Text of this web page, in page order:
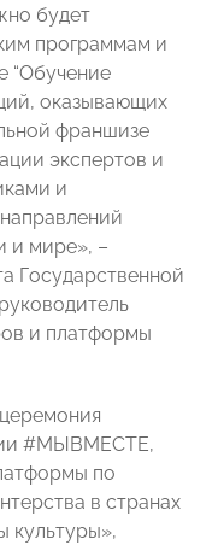
будет
программам и
“Обучение
оказывающих
франшизе
экспертов и
и
и мире», –
Государственной
и платформы
#МЫВМЕСТЕ,
по
в странах
культуры»,